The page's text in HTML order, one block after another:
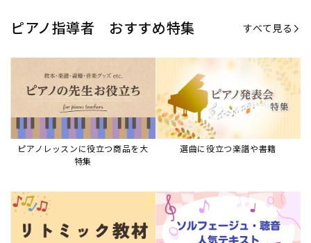
ピアノ指導者 おすすめ特集 すべて見る
ピアノレッスンに役立つ商品を大
特集
選曲に役立つ楽譜や書籍